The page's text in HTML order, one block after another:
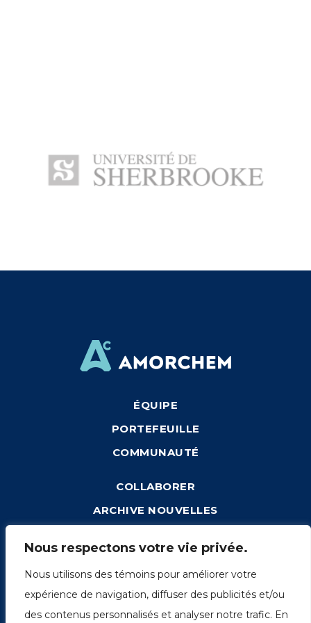
Nous respectons votre vie privée.
Nous utilisons des témoins pour améliorer votre
expérience de navigation, diffuser des publicités et/ou
des contenus personnalisés et analyser notre trafic. En
ÉQUIPE
PORTEFEUILLE
COMMUNAUTÉ
COLLABORER
ARCHIVE NOUVELLES